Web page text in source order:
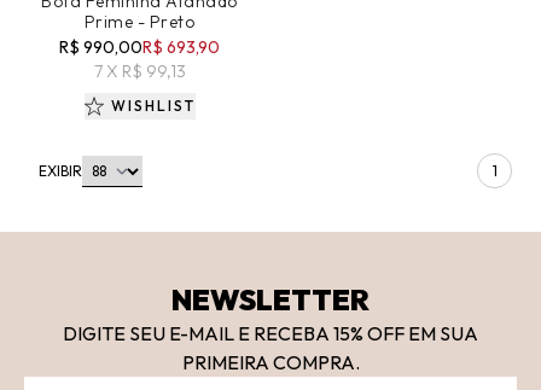
Prime - Preto
R$ 990,00R$ 693,90
7 X R$ 99,13
WISHLIST
EXIBIR 1
NEWSLETTER
DIGITE SEU E-MAIL E RECEBA 15% OFF EM SUA
PRIMEIRA COMPRA.